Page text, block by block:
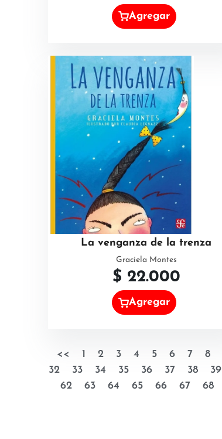
Agregar
La venganza de la trenza
Graciela Montes
$ 22.000
Agregar
<< 1 2 3 4 5 6 7 8
32
33 34 35 36 37 38 39
62
63 64 65 66 67 68